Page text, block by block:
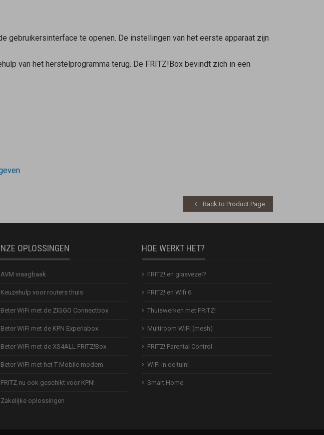
gebruikersinterface te openen. De instellingen van het eerste apparaat zijn
van het herstelprogramma terug. De FRITZ!Box bevindt zich in een
Back to Product Page
OPLOSSINGEN
AVM vraagbaak
Keuzehulp voor routers thuis
Beter WiFi met de ZIGGO Connectbox
Beter WiFi met de KPN Experiabox
Beter WiFi met de XS4ALL FRITZ!Box
Beter WiFi met het T-Mobile modem
FRITZ nu ook geschikt voor KPN!
Zakelijke oplossingen
HOE WERKT HET?
FRITZ! en glasvezel?
FRITZ! en Wifi 6
Thuiswerken met FRITZ!
Multiroom WiFi (mesh)
FRITZ! Parental Control
WiFi in de tuin!
Smart Home